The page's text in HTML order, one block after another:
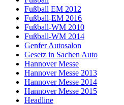
Fußball EM 2012
Fußball-EM 2016
Fußball-WM 2010
Fußball-WM 2014
Genfer Autosalon
Gesetz in Sachen Auto
Hannover Messe
Hannover Messe 2013
Hannover Messe 2014
Hannover Messe 2015
Headline